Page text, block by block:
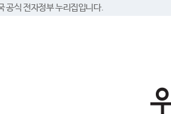
공식 전자정부 누리집입니다.